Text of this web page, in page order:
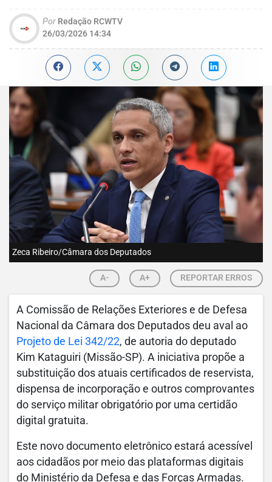
Por Redação RCWTV
26/03/2026 14:34
Zeca Ribeiro/Câmara dos Deputados
A- A+ REPORTAR ERROS
A Comissão de Relações Exteriores e de Defesa
Nacional da Câmara dos Deputados deu aval ao
Projeto de Lei 342/22, de autoria do deputado
Kim Kataguiri (Missão-SP). A iniciativa propõe a
substituição dos atuais certificados de reservista,
dispensa de incorporação e outros comprovantes
do serviço militar obrigatório por uma certidão
digital gratuita.
Este novo documento eletrônico estará acessível
aos cidadãos por meio das plataformas digitais
do Ministério da Defesa e das Forças Armadas.